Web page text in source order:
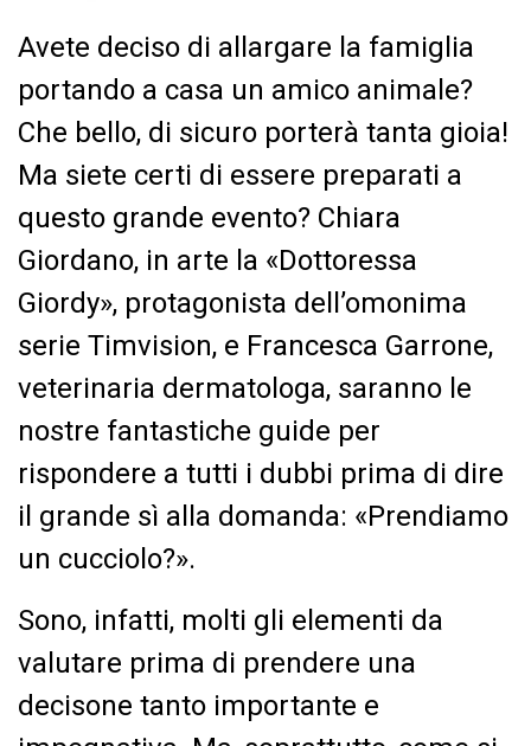
Avete deciso di allargare la famiglia
portando a casa un amico animale?
Che bello, di sicuro porterà tanta gioia!
Ma siete certi di essere preparati a
questo grande evento? Chiara
Giordano, in arte la «Dottoressa
Giordy», protagonista dell’omonima
serie Timvision, e Francesca Garrone,
veterinaria dermatologa, saranno le
nostre fantastiche guide per
rispondere a tutti i dubbi prima di dire
il grande sì alla domanda: «Prendiamo
un cucciolo?».
Sono, infatti, molti gli elementi da
valutare prima di prendere una
decisone tanto importante e